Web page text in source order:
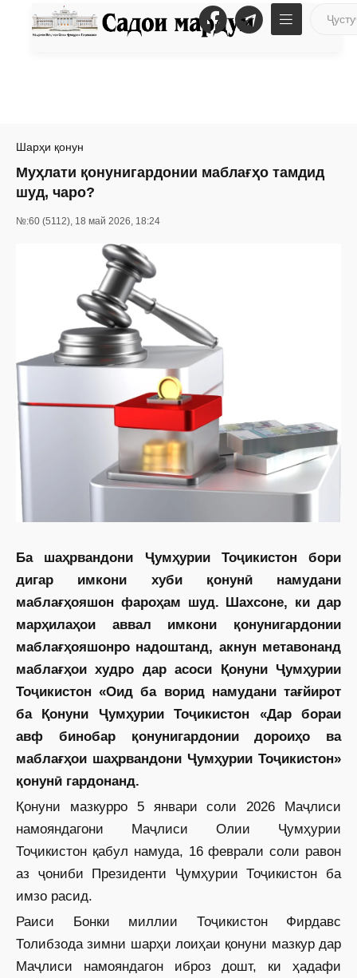
Шарҳи қонун
Муҳлати қонунигардонии маблағҳо тамдид
шуд, чаро?
№:60 (5112), 18 май 2026, 18:24
Ба шаҳрвандони Ҷумҳурии Тоҷикистон бори
дигар имкони хуби қонунӣ намудани
маблағҳояшон фароҳам шуд. Шахсоне, ки дар
марҳилаҳои аввал имкони қонунигардонии
маблағҳояшонро надоштанд, акнун метавонанд
маблағҳои худро дар асоси Қонуни Ҷумҳурии
Тоҷикистон «Оид ба ворид намудани тағйирот
ба Қонуни Ҷумҳурии Тоҷикистон «Дар бораи
авф бинобар қонунигардонии дороиҳо ва
маблағҳои шаҳрвандони Ҷумҳурии Тоҷикистон»
қонунӣ гардонанд.
Қонуни мазкурро 5 январи соли 2026 Маҷлиси
намояндагони Маҷлиси Олии Ҷумҳурии
Тоҷикистон қабул намуда, 16 феврали соли равон
аз ҷониби Президенти Ҷумҳурии Тоҷикистон ба
имзо расид.
Раиси Бонки миллии Тоҷикистон Фирдавс
Толибзода зимни шарҳи лоиҳаи қонуни мазкур дар
Маҷлиси намояндагон иброз дошт, ки ҳадафи